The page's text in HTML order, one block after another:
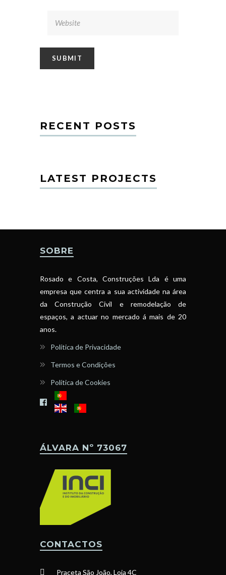
RECENT POSTS
LATEST PROJECTS
SOBRE
Rosado e Costa, Construções Lda é uma
empresa que centra a sua actividade na área
da Construção Civil e remodelação de
espaços, a actuar no mercado á mais de 20
anos.
Política de Privacidade
Termos e Condições
Política de Cookies
ÁLVARA Nº 73067
CONTACTOS
Praceta São João, Loja 4C